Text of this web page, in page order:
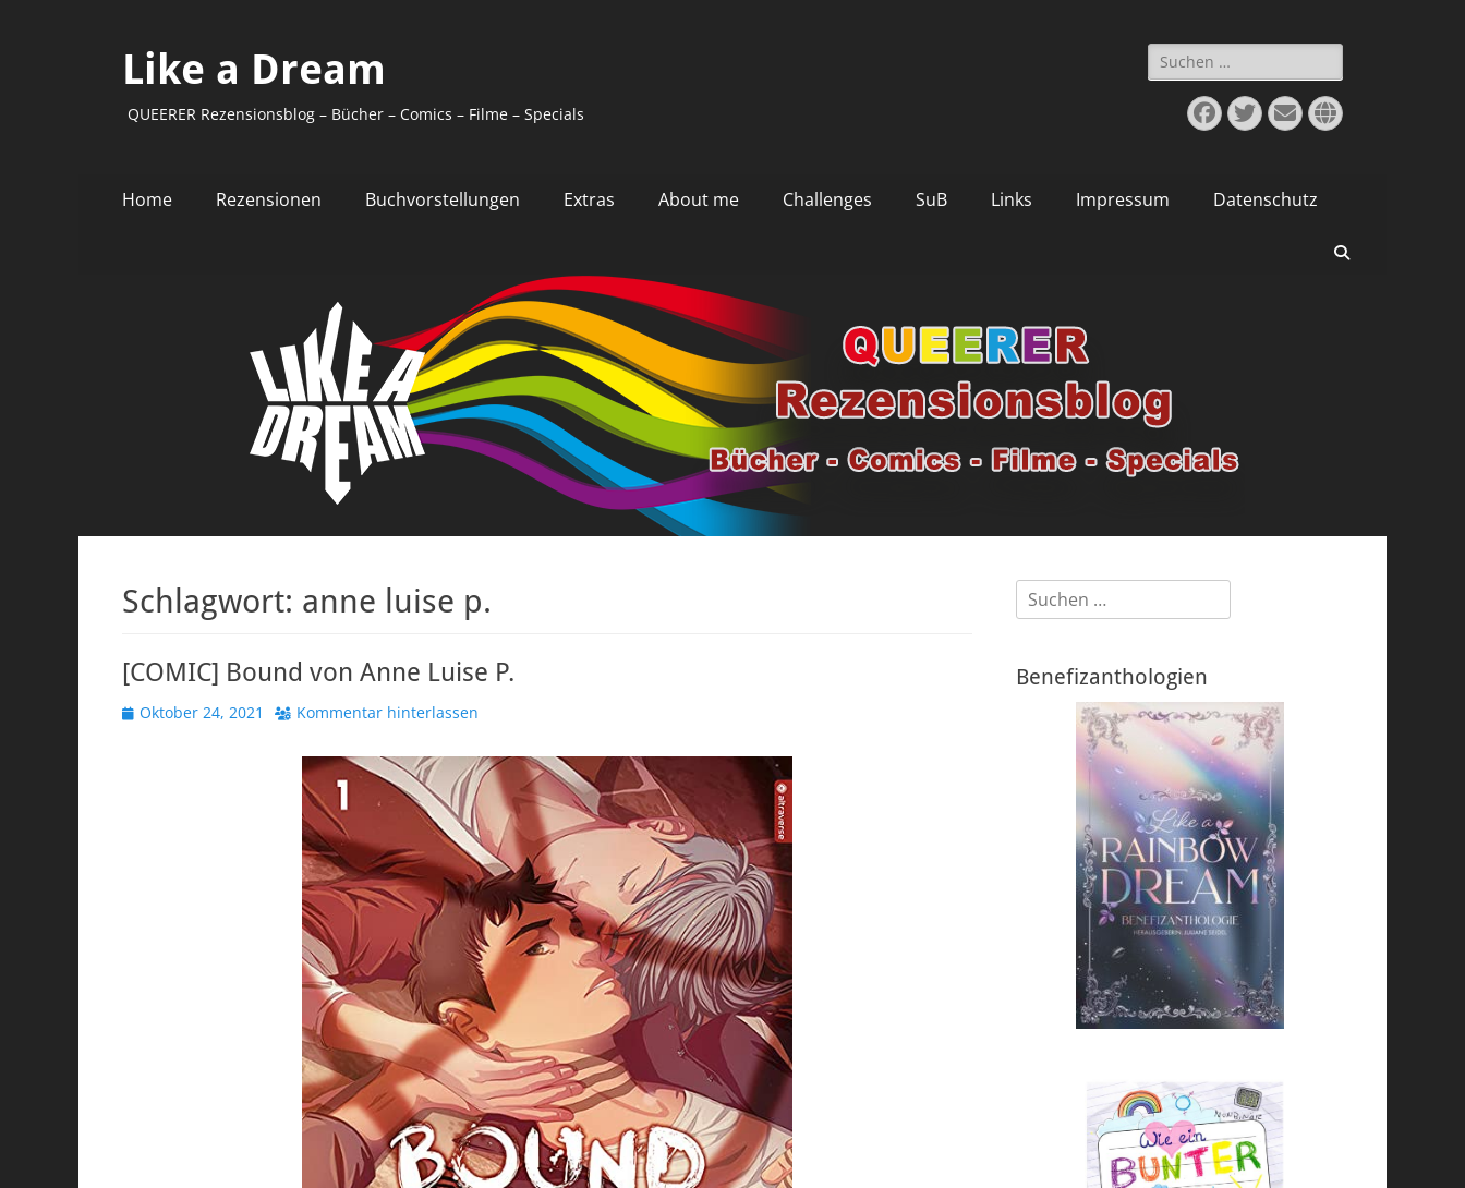
Like a Dream
QUEERER Rezensionsblog – Bücher – Comics – Filme – Specials
Suchen
nach:
Facebook
Twitter
E-
Mail
Website
Primäres
Inhalt
Home Rezensionen Buchvorstellungen Extras About me Challenges SuB Links Impressum Datenschutz
Schlagwort: anne luise p.
[COMIC] Bound von Anne Luise P.
Veröffentlicht
Oktober 24, 2021 Kommentar hinterlassen
Suchen
nach:
Benefizanthologien